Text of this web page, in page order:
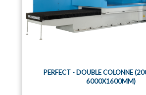
PERFECT - DOUBLE COLONNE
6000X1600MM)